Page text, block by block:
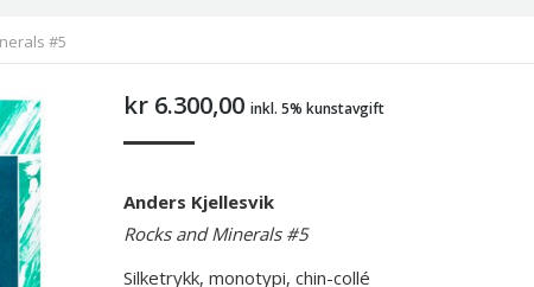
#5
kr6.300,00 inkl. 5% kunstavgift
Anders Kjellesvik
Rocks and Minerals #5
Silketrykk, monotypi, chin-collé